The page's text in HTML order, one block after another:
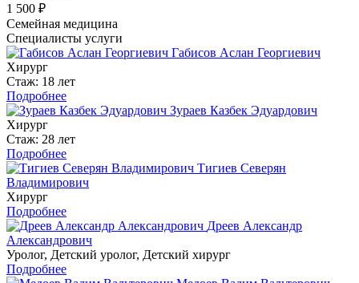
1 500 ₽
Семейная медицина
Специалисты услуги
Габисов Аслан Георгиевич
Хирург
Стаж: 18 лет
Подробнее
Зураев Казбек Эдуардович
Хирург
Стаж: 28 лет
Подробнее
Тигиев Северян
Владимирович
Хирург
Подробнее
Дреев Александр
Александрович
Уролог, Детский уролог, Детский хирург
Подробнее